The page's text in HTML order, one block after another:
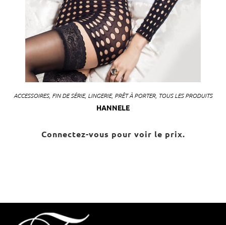
ACCESSOIRES, FIN DE SÉRIE, LINGERIE, PRÊT À PORTER, TOUS LES PRODUITS
HANNELE
Connectez-vous pour voir le prix.